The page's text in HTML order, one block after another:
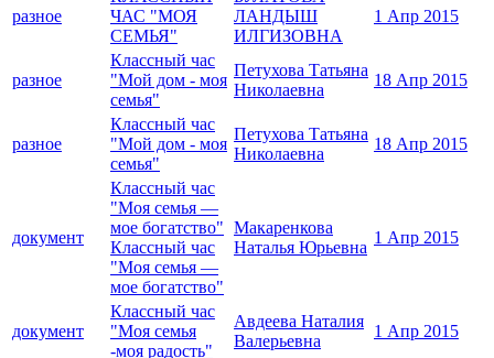
разное
ЧАС "МОЯ
СЕМЬЯ"
ЛАНДЫШ
ИЛГИЗОВНА
1 Апр 2015
разное
Классный час
"Мой дом - моя
семья"
Петухова Татьяна
Николаевна
18 Апр 2015
разное
Классный час
"Мой дом - моя
семья"
Петухова Татьяна
Николаевна
18 Апр 2015
документ
Классный час
"Моя семья —
мое богатство"
Классный час
"Моя семья —
мое богатство"
Макаренкова
Наталья Юрьевна
1 Апр 2015
документ
Классный час
"Моя семья
-моя радость"
Авдеева Наталия
Валерьевна
1 Апр 2015